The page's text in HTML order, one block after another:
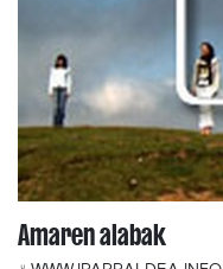
Amaren alabak